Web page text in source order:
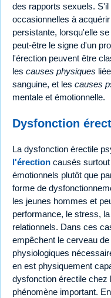
des rapports sexuels.
occasionnelles à
persistante, lorsqu'elle
peut-être le signe d'un
l'érection peuvent être
les causes physiques
sanguine, et les causes
mentale et émotionnelle.
Dysfonction
La dysfonction érectile
l'érection causés
émotionnels plutôt que
forme de
les jeunes hommes et
performance, le stress,
relationnels. Dans ces
empêchent le cerveau
physiologiques
en est physiquement
dysfonction érectile
phénomène important.